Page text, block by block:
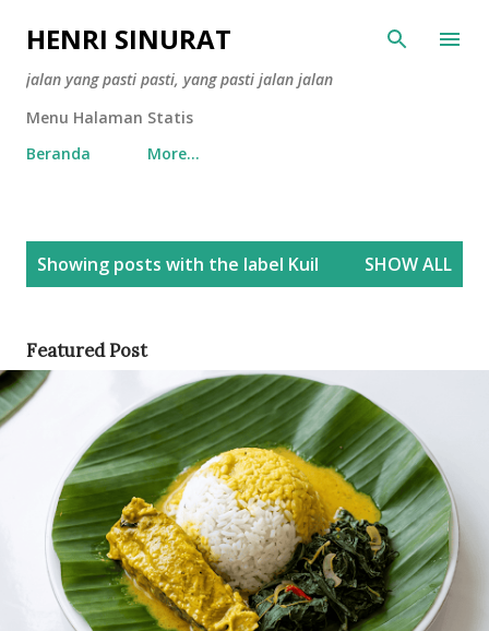
Skip to main content
HENRI SINURAT
jalan yang pasti pasti, yang pasti jalan jalan
Menu Halaman Statis
Beranda
More…
s
Showing posts with the label Kuil SHOW ALL
Featured Post